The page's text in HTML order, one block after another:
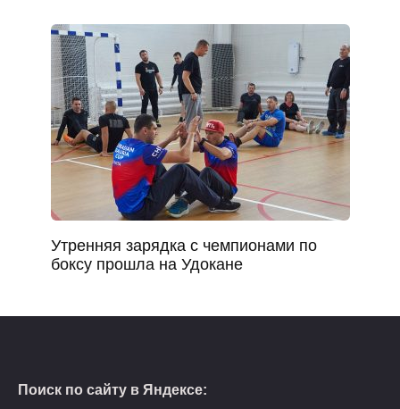
Утренняя зарядка с чемпионами по
боксу прошла на Удокане
Поиск по сайту в Яндексе: